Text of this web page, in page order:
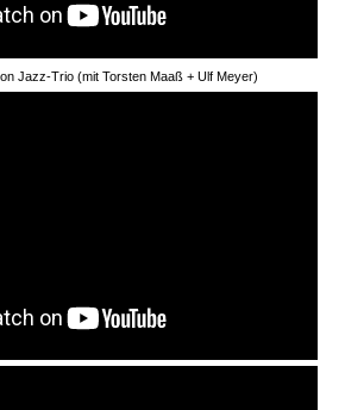
Jazz-Trio (mit Torsten Maaß + Ulf Meyer)